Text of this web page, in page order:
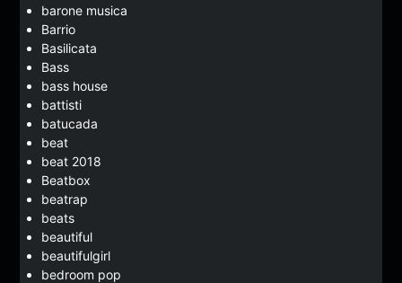
barone musica
Barrio
Basilicata
Bass
bass house
battisti
batucada
beat
beat 2018
Beatbox
beatrap
beats
beautiful
beautifulgirl
bedroom pop